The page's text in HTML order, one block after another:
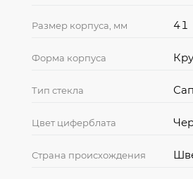
Размер корпуса, мм 41
Форма корпуса
Тип стекла
Цвет циферблата
Страна происхождения